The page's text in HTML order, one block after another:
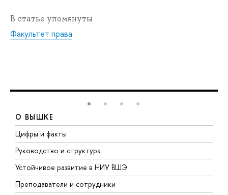
В статье упомянуты
Факультет права
О ВЫШКЕ
Цифры и факты
Руководство и структура
Устойчивое развитие в НИУ ВШЭ
Преподаватели и сотрудники